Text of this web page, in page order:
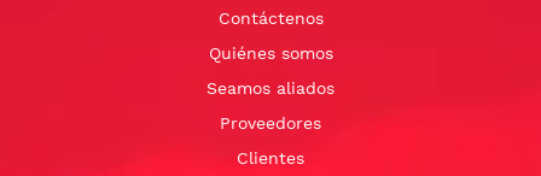
Contáctenos
Quiénes somos
Seamos aliados
Proveedores
Clientes